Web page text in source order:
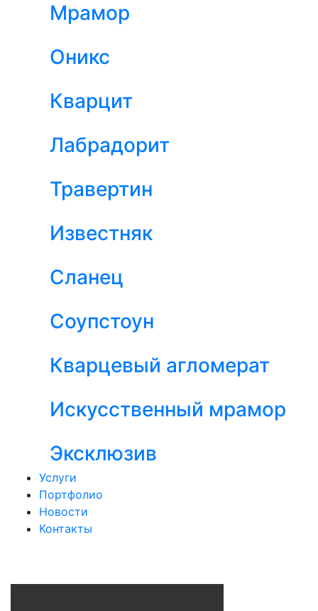
Мрамор
Оникс
Кварцит
Лабрадорит
Травертин
Известняк
Сланец
Соупстоун
Кварцевый агломерат
Искусственный мрамор
Эксклюзив
Услуги
Портфолио
Новости
Контакты